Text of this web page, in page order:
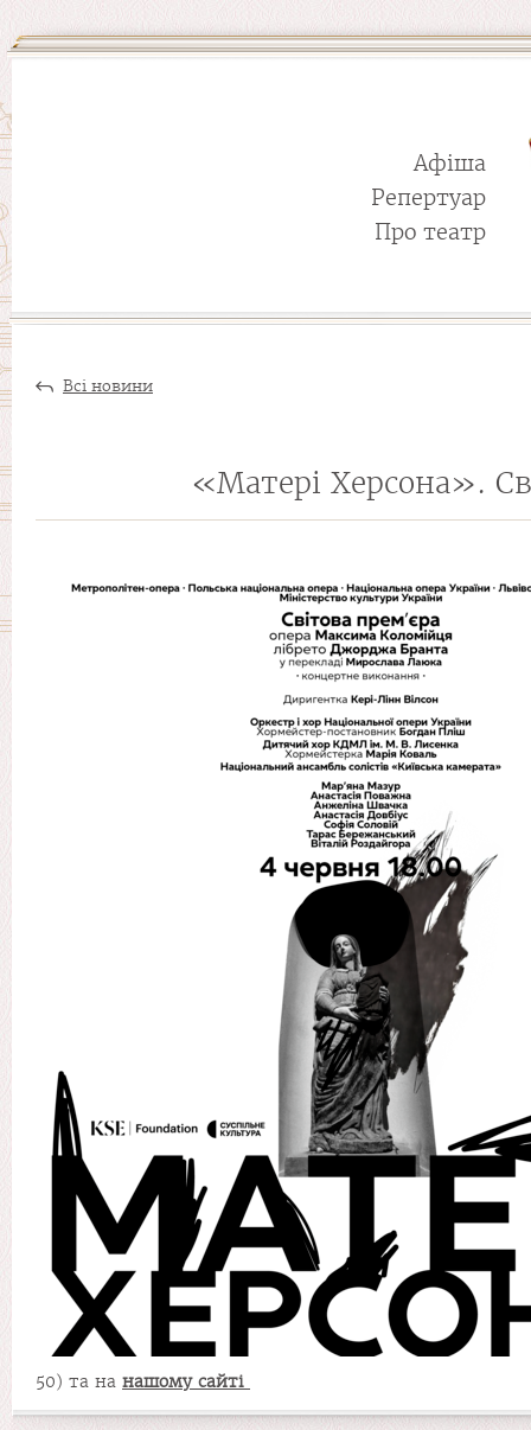
Афіша
Репертуар
Про театр
Всі новини
«Матері Херсона».
50) та на нашому сайті